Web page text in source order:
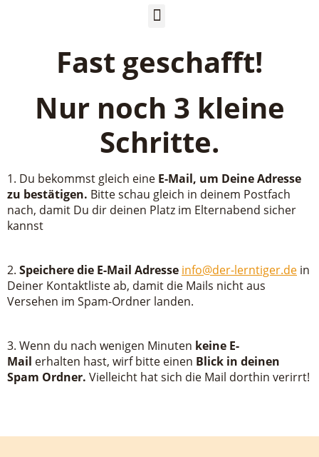
Fast geschafft!
Nur noch 3 kleine
Schritte.
1. Du bekommst gleich eine E-Mail, um Deine Adresse
zu bestätigen. Bitte schau gleich in deinem Postfach
nach, damit Du dir deinen Platz im Elternabend sicher
kannst
2. Speichere die E-Mail Adresse info@der-lerntiger.de in
Deiner Kontaktliste ab, damit die Mails nicht aus
Versehen im Spam-Ordner landen.
3. Wenn du nach wenigen Minuten keine E-
Mail erhalten hast, wirf bitte einen Blick in deinen
Spam Ordner. Vielleicht hat sich die Mail dorthin verirrt!